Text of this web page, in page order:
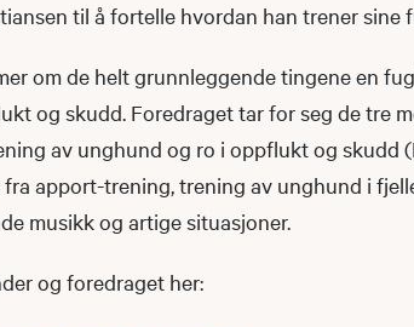
til å fortelle hvordan han trener sine
om de helt grunnleggende tingene en
og skudd. Foredraget tar for seg de tre
av unghund og ro i oppflukt og skudd
apport-trening, trening av unghund i
musikk og artige situasjoner.
og foredraget her: